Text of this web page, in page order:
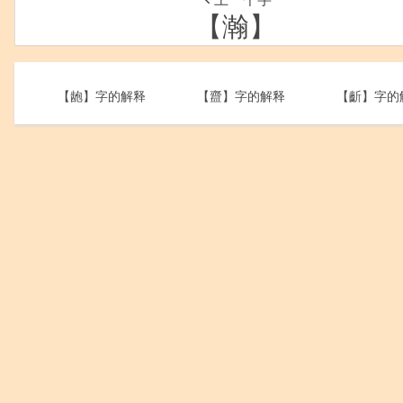
【瀚】
【龅】字的解释 【齍】字的解释 【齗】字